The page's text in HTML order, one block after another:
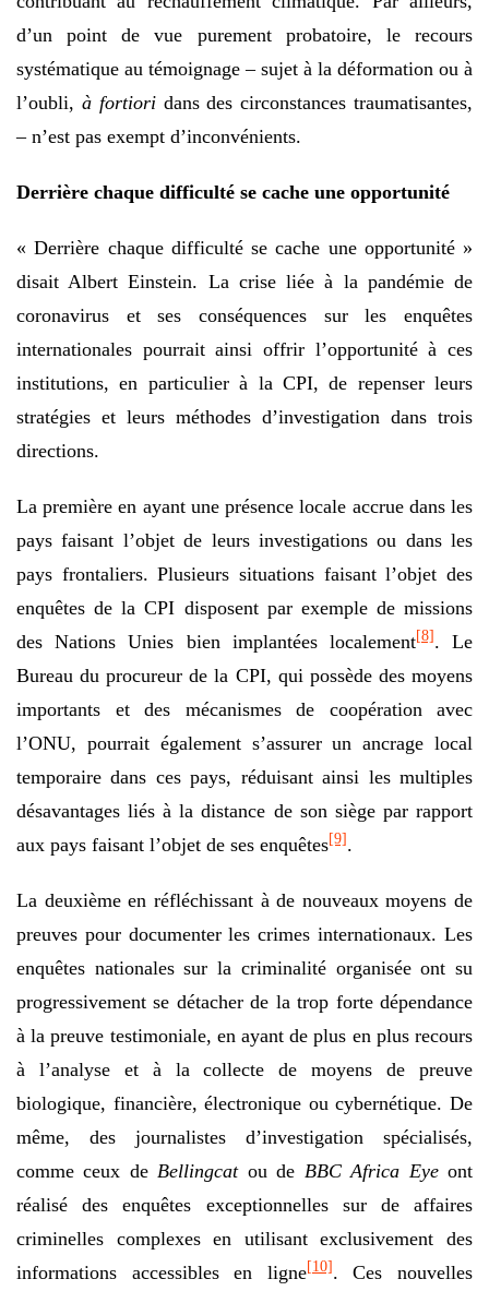
d’un point de vue purement probatoire, le recours
systématique au témoignage – sujet à la déformation ou à
l’oubli, à fortioridans des circonstances traumatisantes,
– n’est pas exempt d’inconvénients.
Derrière chaque difficulté se cache une opportunité
« Derrière chaque difficulté se cache une opportunité »
disait Albert Einstein. La crise liée à la pandémie de
coronavirus et ses conséquences sur les enquêtes
internationales pourrait ainsi offrir l’opportunité à ces
institutions, en particulier à la CPI, de repenser leurs
stratégies et leurs méthodes d’investigation dans trois
directions.
La première en ayant une présence locale accrue dans les
pays faisant l’objet de leurs investigations ou dans les
pays frontaliers. Plusieurs situations faisant l’objet des
enquêtes de la CPI disposent par exemple de missions
des Nations Unies bien implantées localement[8]. Le
Bureau du procureur de la CPI, qui possède des moyens
importants et des mécanismes de coopération avec
l’ONU, pourrait également s’assurer un ancrage local
temporaire dans ces pays, réduisant ainsi les multiples
désavantages liés à la distance de son siège par rapport
aux pays faisant l’objet de ses enquêtes[9].
La deuxième en réfléchissant à de nouveaux moyens de
preuves pour documenter les crimes internationaux. Les
enquêtes nationales sur la criminalité organisée ont su
progressivement se détacher de la trop forte dépendance
à la preuve testimoniale, en ayant de plus en plus recours
à l’analyse et à la collecte de moyens de preuve
biologique, financière, électronique ou cybernétique. De
même, des journalistes d’investigation spécialisés,
comme ceux deBellingcat ou de BBC Africa Eyeont
réalisé des enquêtes exceptionnelles sur de affaires
criminelles complexes en utilisant exclusivement des
informations accessibles en ligne[10]. Ces nouvelles